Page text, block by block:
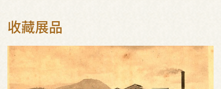
收藏展品